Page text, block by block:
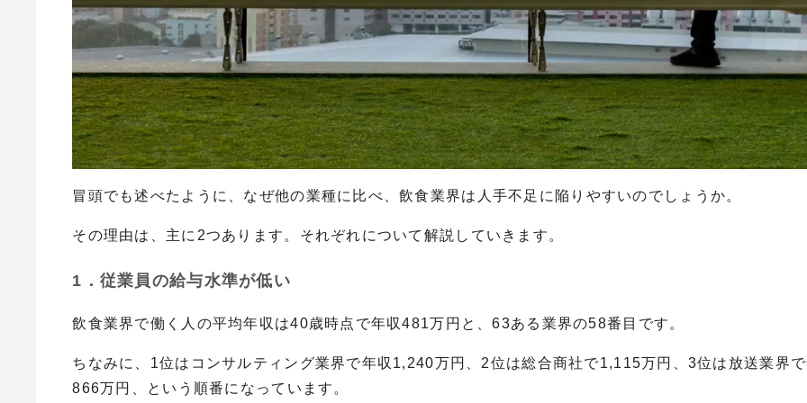
冒頭でも述べたように、なぜ他の業種に比べ、飲食業界は人手不足に陥りやすいのでしょうか。
その理由は、主に2つあります。それぞれについて解説していきます。
1．従業員の給与水準が低い
飲食業界で働く人の平均年収は40歳時点で年収481万円と、63ある業界の58番目です。
ちなみに、1位はコンサルティング業界で年収1,240万円、2位は総合商社で1,115万円、3位は放送業界
866万円、という順番になっています。